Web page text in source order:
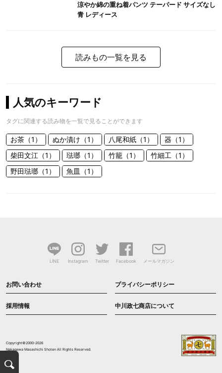
涼やか綿の重ね着パンツ テーパード サイズなし
青 レディース
読みもの一覧を見る
人気のキーワード
タグに関連する読み物を一覧で見ることができます
お茶（1） ぬか漬け（1） 八尾和紙（1）
器（1）
柴田文江（1）
琺瑯（1） 竹籠（1）
竹細工（1）
野田琺瑯（1）
魚皿（1）
LINE Instagram Twitter Facebook メールマガジン
お問い合わせ プライバシーポリシー
採用情報 中川政七商店について
Copyright©2000-2026
Nakagawa Masashichi Shoten All Rights Reserved.
検